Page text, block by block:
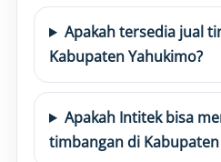
Apakah tersedia jual
Kabupaten Yahukimo?
Apakah Intitek bisa
timbangan di